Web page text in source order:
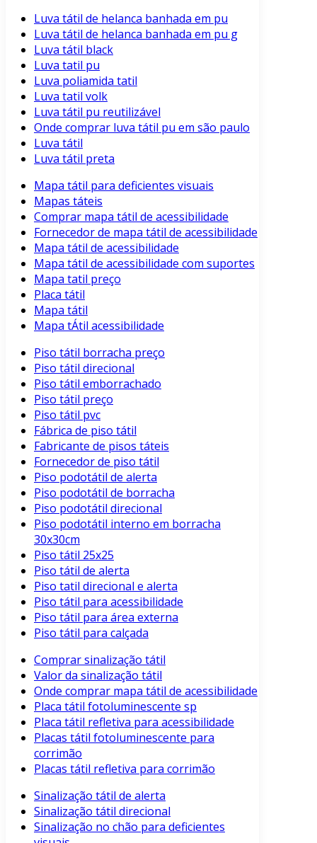
Luva tátil de helanca banhada em pu
Luva tátil de helanca banhada em pu g
Luva tátil black
Luva tatil pu
Luva poliamida tatil
Luva tatil volk
Luva tátil pu reutilizável
Onde comprar luva tátil pu em são paulo
Luva tátil
Luva tátil preta
Mapa tátil para deficientes visuais
Mapas táteis
Comprar mapa tátil de acessibilidade
Fornecedor de mapa tátil de acessibilidade
Mapa tátil de acessibilidade
Mapa tátil de acessibilidade com suportes
Mapa tatil preço
Placa tátil
Mapa tátil
Mapa tÁtil acessibilidade
Piso tátil borracha preço
Piso tátil direcional
Piso tátil emborrachado
Piso tátil preço
Piso tátil pvc
Fábrica de piso tátil
Fabricante de pisos táteis
Fornecedor de piso tátil
Piso podotátil de alerta
Piso podotátil de borracha
Piso podotátil direcional
Piso podotátil interno em borracha
30x30cm
Piso tátil 25x25
Piso tátil de alerta
Piso tatil direcional e alerta
Piso tátil para acessibilidade
Piso tátil para área externa
Piso tátil para calçada
Comprar sinalização tátil
Valor da sinalização tátil
Onde comprar mapa tátil de acessibilidade
Placa tátil fotoluminescente sp
Placa tátil refletiva para acessibilidade
Placas tátil fotoluminescente para
corrimão
Placas tátil refletiva para corrimão
Sinalização tátil de alerta
Sinalização tátil direcional
Sinalização no chão para deficientes